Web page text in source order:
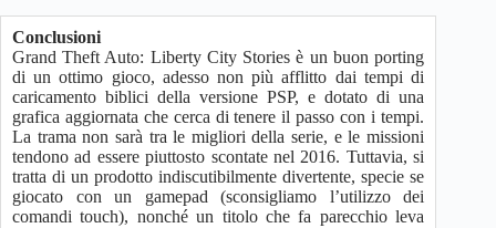
Conclusioni
Grand Theft Auto: Liberty City Stories è un buon porting
di un ottimo gioco, adesso non più afflitto dai tempi di
caricamento biblici della versione PSP, e dotato di una
grafica aggiornata che cerca di tenere il passo con i tempi.
La trama non sarà tra le migliori della serie, e le missioni
tendono ad essere piuttosto scontate nel 2016. Tuttavia, si
tratta di un prodotto indiscutibilmente divertente, specie se
giocato con un gamepad (sconsigliamo l’utilizzo dei
comandi touch), nonché un titolo che fa parecchio leva